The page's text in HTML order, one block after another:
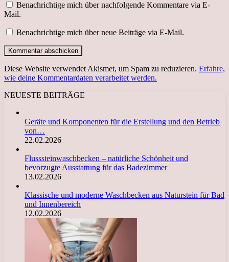
Benachrichtige mich über nachfolgende Kommentare via E-
Mail.
Benachrichtige mich über neue Beiträge via E-Mail.
Diese Website verwendet Akismet, um Spam zu reduzieren. Erfahre,
wie deine Kommentardaten verarbeitet werden.
NEUESTE BEITRÄGE
Geräte und Komponenten für die Erstellung und den Betrieb
von…
22.02.2026
Flusssteinwaschbecken – natürliche Schönheit und
bevorzugte Ausstattung für das Badezimmer
13.02.2026
Klassische und moderne Waschbecken aus Naturstein für Bad
und Innenbereich
12.02.2026